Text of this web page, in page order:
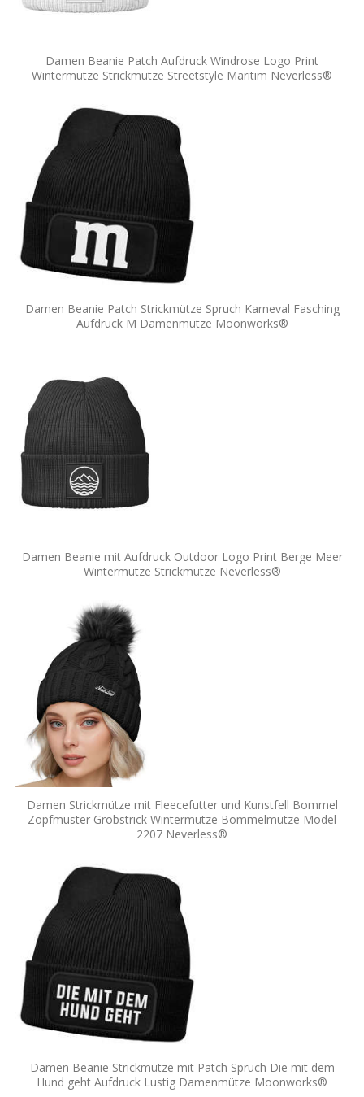
Damen Beanie Patch Aufdruck Windrose Logo Print
Wintermütze Strickmütze Streetstyle Maritim Neverless®
Damen Beanie Patch Strickmütze Spruch Karneval Fasching
Aufdruck M Damenmütze Moonworks®
Damen Beanie mit Aufdruck Outdoor Logo Print Berge Meer
Wintermütze Strickmütze Neverless®
Damen Strickmütze mit Fleecefutter und Kunstfell Bommel
Zopfmuster Grobstrick Wintermütze Bommelmütze Model
2207 Neverless®
Damen Beanie Strickmütze mit Patch Spruch Die mit dem
Hund geht Aufdruck Lustig Damenmütze Moonworks®